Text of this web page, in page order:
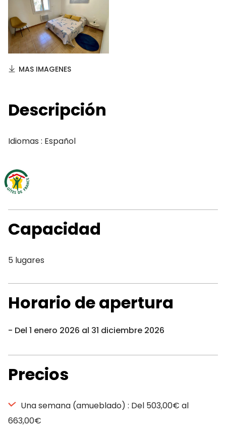
MAS IMAGENES
Descripción
Idiomas : Español
Capacidad
5 lugares
Horario de apertura
Del 1 enero 2026 al 31 diciembre 2026
Precios
Una semana (amueblado) : Del 503,00€ al
663,00€